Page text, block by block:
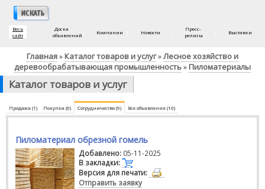
Весь
сайт
Доска
объявлений
Компании Новости
Пресс-
релизы
Выставки
Главная» Каталог товаров и услуг»Лесное хозяйство и
деревообрабатывающая промышленность» Пиломатериалы
Каталог товаров и услуг
Продажа (1) Покупка (0) Сотрудничество (9) Все объявления (10)
Пиломатериал обрезной гомель
Добавлено: 05-11-2025
В закладки:
Версия для печати:
Отправить заявку